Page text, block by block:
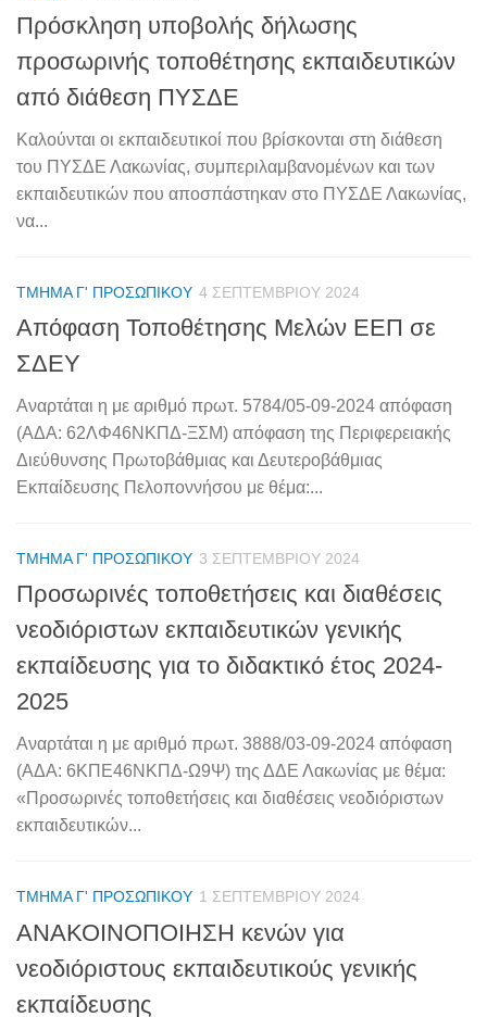
Πρόσκληση υποβολής δήλωσης
προσωρινής τοποθέτησης εκπαιδευτικών
από διάθεση ΠΥΣΔΕ
Καλούνται οι εκπαιδευτικοί που βρίσκονται στη διάθεση
του ΠΥΣΔΕ Λακωνίας, συμπεριλαμβανομένων και των
εκπαιδευτικών που αποσπάστηκαν στο ΠΥΣΔΕ Λακωνίας,
να...
ΤΜΉΜΑ Γ' ΠΡΟΣΩΠΙΚΟΎ 4 ΣΕΠΤΕΜΒΡΊΟΥ 2024
Απόφαση Τοποθέτησης Μελών ΕΕΠ σε
ΣΔΕΥ
Αναρτάται η με αριθμό πρωτ. 5784/05-09-2024 απόφαση
(ΑΔΑ: 62ΛΦ46ΝΚΠΔ-ΞΣΜ) απόφαση της Περιφερειακής
Διεύθυνσης Πρωτοβάθμιας και Δευτεροβάθμιας
Εκπαίδευσης Πελοποννήσου με θέμα:...
ΤΜΉΜΑ Γ' ΠΡΟΣΩΠΙΚΟΎ 3 ΣΕΠΤΕΜΒΡΊΟΥ 2024
Προσωρινές τοποθετήσεις και διαθέσεις
νεοδιόριστων εκπαιδευτικών γενικής
εκπαίδευσης για το διδακτικό έτος 2024-
2025
Αναρτάται η με αριθμό πρωτ. 3888/03-09-2024 απόφαση
(ΑΔΑ: 6ΚΠΕ46ΝΚΠΔ-Ω9Ψ) της ΔΔΕ Λακωνίας με θέμα:
«Προσωρινές τοποθετήσεις και διαθέσεις νεοδιόριστων
εκπαιδευτικών...
ΤΜΉΜΑ Γ' ΠΡΟΣΩΠΙΚΟΎ 1 ΣΕΠΤΕΜΒΡΊΟΥ 2024
ΑΝΑΚΟΙΝΟΠΟΙΗΣΗ κενών για
νεοδιόριστους εκπαιδευτικούς γενικής
εκπαίδευσης